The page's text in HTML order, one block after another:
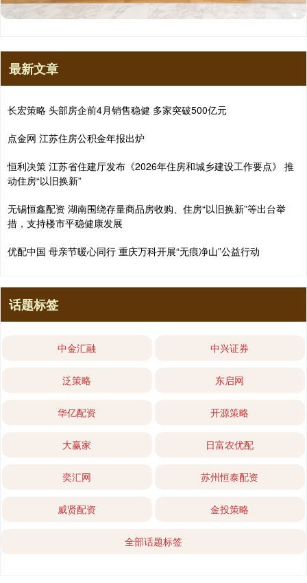
最新文章
长宏策略 头部房企前4月销售稳健 多家突破500亿元
点金网 江苏住房公积金年报出炉
恒利决策 江苏省住建厅发布《2026年住房和城乡建设工作要点》 推
动住房“以旧换新”
无锡恒鑫配资 湖南围绕存量商品房收购、住房“以旧换新”等出台举
措，支持楼市平稳健康发展
优配中国 母亲节暖心同行 重庆万科开展“无痕净山”公益行动
话题标签
中金汇融 中兴证券
泛策略 东启网
华亿配资 开源策略
大赢家 日富农优配
奕汇网 苏州恒泰配资
威贤配资 金投策略
全部话题标签